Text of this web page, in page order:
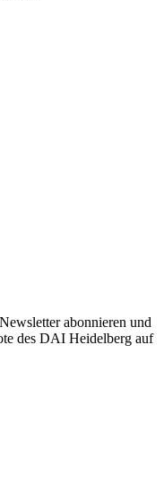
abonnieren und
des DAI Heidelberg auf